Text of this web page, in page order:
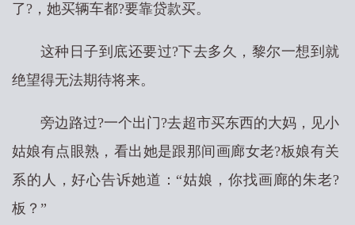
了?，她买辆车都?要靠贷款买。
这种日子到底还要过?下去多久，黎尔一想到就
绝望得无法期待将来。
旁边路过?一个出门?去超市买东西的大妈，见小
姑娘有点眼熟，看出她是跟那间画廊女老?板娘有关
系的人，好心告诉她道：“姑娘，你找画廊的朱老?
板？”